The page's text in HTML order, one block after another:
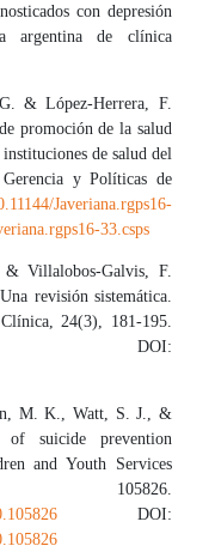
con depresión
argentina de clínica
& López-Herrera, F.
promoción de la salud
de salud del
y Políticas de
Javeriana.rgps16-
33.csps
Villalobos-Galvis, F.
revisión sistemática.
24(3), 181-195.
M. K., Watt, S. J., &
suicide prevention
and Youth Services
DOI: